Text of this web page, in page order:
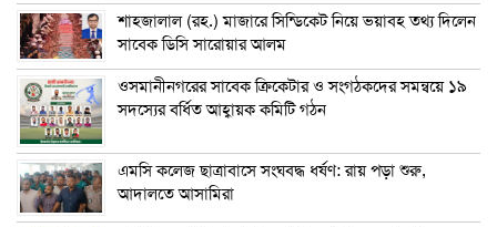
শাহজালাল (রহ.) মাজারে সিন্ডিকেট নিয়ে ভয়াবহ তথ্য দিলেন
সাবেক ডিসি সারোয়ার আলম
ওসমানীনগরের সাবেক ক্রিকেটার ও সংগঠকদের সমন্বয়ে ১৯
সদস্যের বর্ধিত আহ্বায়ক কমিটি গঠন
এম‌সি কলেজ ছাত্রাবাসে সংঘবদ্ধ ধর্ষণ: রায় পড়া শুরু,
আদালতে আসামিরা